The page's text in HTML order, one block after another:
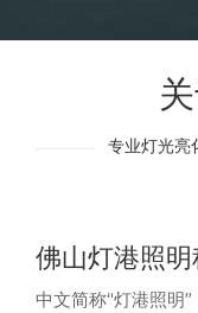
专业灯光亮
佛山灯港照
中文简称“灯港照明